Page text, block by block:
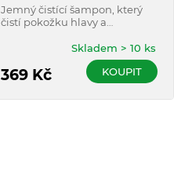
Jemný čistící šampon, který
čistí pokožku hlavy a
vlasové pokožky.
369Kč
Skladem > 10 ks
KOUPIT